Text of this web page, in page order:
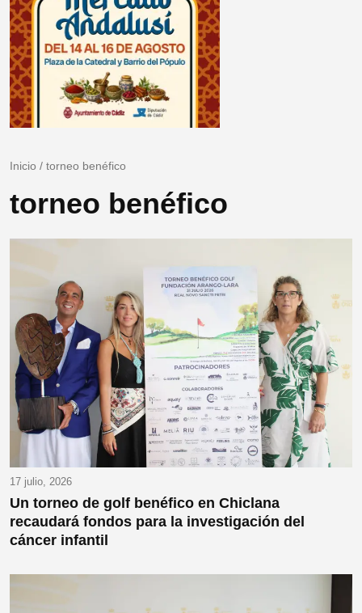
Inicio / torneo benéfico
torneo benéfico
17 julio, 2026
Un torneo de golf benéfico en Chiclana
recaudará fondos para la investigación del
cáncer infantil